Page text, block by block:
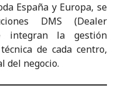
España y Europa, se
DMS (Dealer
integran la gestión
de cada centro,
del negocio.